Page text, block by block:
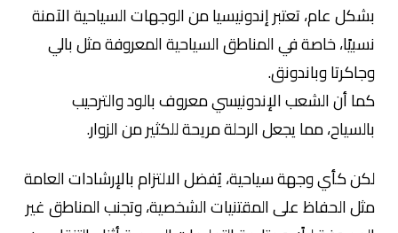
بشكل عام، تعتبر إندونيسيا من الوجهات السياحية الآمنة
نسبيًا، خاصة في المناطق السياحية المعروفة مثل بالي
وجاكرتا وباندونق.
كما أن الشعب الإندونيسي معروف بالود والترحيب
بالسياح، مما يجعل الرحلة مريحة للكثير من الزوار.
لكن كأي وجهة سياحية، يُفضل الالتزام بالإرشادات العامة
مثل الحفاظ على المقتنيات الشخصية، وتجنب المناطق غير